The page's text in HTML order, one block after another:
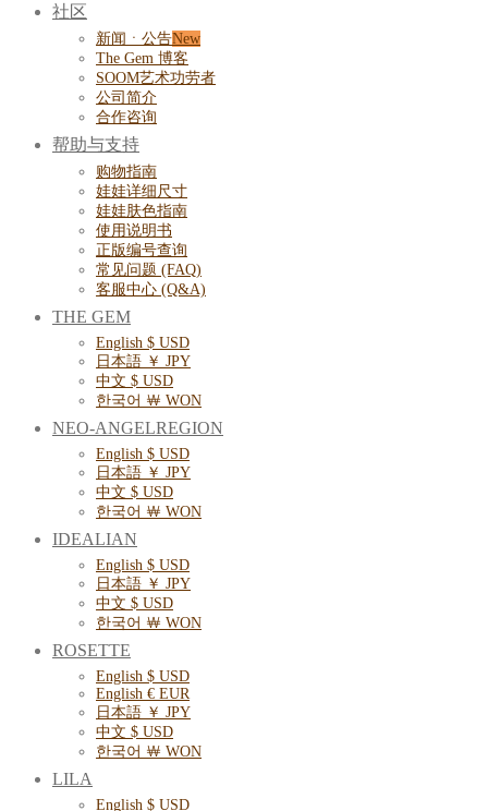
社区
新闻ㆍ公告
The Gem 博客
SOOM艺术功劳者
公司简介
合作咨询
帮助与支持
购物指南
娃娃详细尺寸
娃娃肤色指南
使用说明书
正版编号查询
常见问题 (FAQ)
客服中心 (Q&A)
THE GEM
English $ USD
日本語 ￥ JPY
中文 $ USD
한국어 ￦ WON
NEO-ANGELREGION
English $ USD
日本語 ￥ JPY
中文 $ USD
한국어 ￦ WON
IDEALIAN
English $ USD
日本語 ￥ JPY
中文 $ USD
한국어 ￦ WON
ROSETTE
English $ USD
English € EUR
日本語 ￥ JPY
中文 $ USD
한국어 ￦ WON
LILA
English $ USD